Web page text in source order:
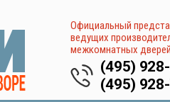
Официальный
ведущих
межкомнатных
(495)
(495)